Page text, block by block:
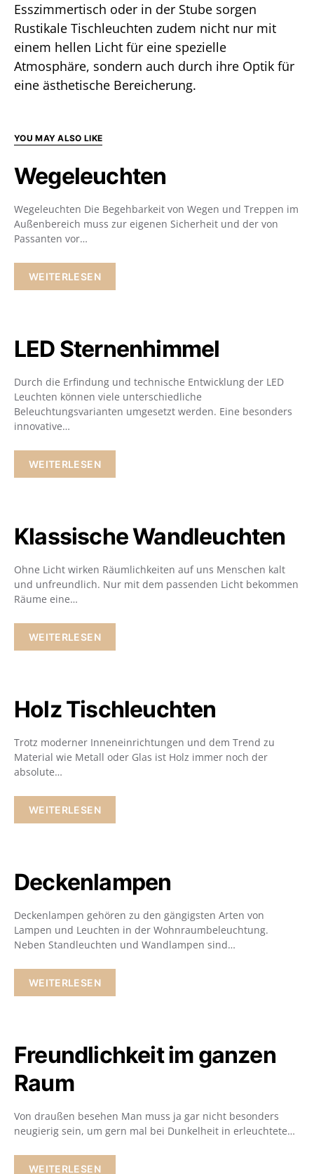
Esszimmertisch oder in der Stube sorgen
Rustikale Tischleuchten zudem nicht nur mit
einem hellen Licht für eine spezielle
Atmosphäre, sondern auch durch ihre Optik für
eine ästhetische Bereicherung.
YOU MAY ALSO LIKE
Wegeleuchten
Wegeleuchten Die Begehbarkeit von Wegen und Treppen im
Außenbereich muss zur eigenen Sicherheit und der von
Passanten vor…
WEITERLESEN
LED Sternenhimmel
Durch die Erfindung und technische Entwicklung der LED
Leuchten können viele unterschiedliche
Beleuchtungsvarianten umgesetzt werden. Eine besonders
innovative…
WEITERLESEN
Klassische Wandleuchten
Ohne Licht wirken Räumlichkeiten auf uns Menschen kalt
und unfreundlich. Nur mit dem passenden Licht bekommen
Räume eine…
WEITERLESEN
Holz Tischleuchten
Trotz moderner Inneneinrichtungen und dem Trend zu
Material wie Metall oder Glas ist Holz immer noch der
absolute…
WEITERLESEN
Deckenlampen
Deckenlampen gehören zu den gängigsten Arten von
Lampen und Leuchten in der Wohnraumbeleuchtung.
Neben Standleuchten und Wandlampen sind…
WEITERLESEN
Freundlichkeit im ganzen
Raum
Von draußen besehen Man muss ja gar nicht besonders
neugierig sein, um gern mal bei Dunkelheit in erleuchtete…
WEITERLESEN